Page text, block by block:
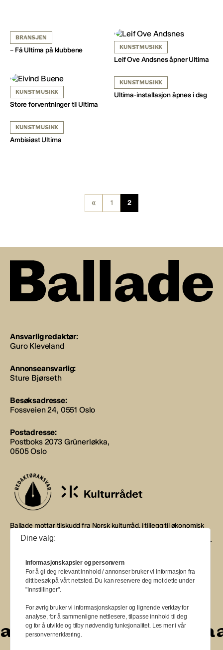
BRANSJEN
– Få Ultima på klubbene KUNSTMUSIKK
Leif Ove Andsnes åpner Ultima
KUNSTMUSIKK
Store forventninger til Ultima
KUNSTMUSIKK
Ultima-installasjon åpnes i dag
KUNSTMUSIKK
Ambisiøst Ultima
« 1 2
Ansvarlig redaktør:
Guro Kleveland
Annonseansvarlig:
Sture Bjørseth
Besøksadresse:
Fossveien 24, 0551 Oslo
Postadresse:
Postboks 2073 Grünerløkka,
0505 Oslo
Ballade mottar tilskudd fra Norsk kulturråd, i tillegg til økonomisk
støtte fra eierne NOPA, Norsk komponistforening og
Musikkforleggerne. Ballade drives etter Redaktør- og Vær Varsom-
BALLADE — NORGES MUSIKKMAGASIN
a
aa
aa
aa
Dine valg:
Informasjonskapsler og personvern
For å gi deg relevant innhold / annonser bruker vi informasjon fra
ditt besøk på vårt nettsted. Du kan reservere deg mot dette under
"Innstillinger".
For øvrig bruker vi informasjonskapsler og lignende verktøy for
analyse, for å sammenligne nettlesere, tilpasse innhold til deg
og for å utvikle og tilby nødvendig funksjonalitet. Les mer i vår
personvernerklæring.